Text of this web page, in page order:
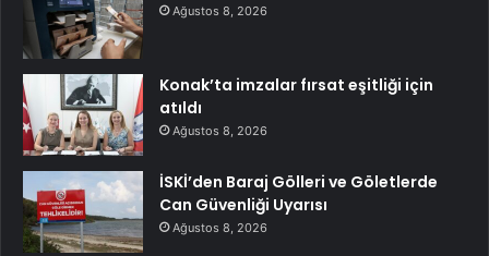
Ağustos 8, 2026
Konak’ta imzalar fırsat eşitliği için
atıldı
Ağustos 8, 2026
İSKİ’den Baraj Gölleri ve Göletlerde
Can Güvenliği Uyarısı
Ağustos 8, 2026